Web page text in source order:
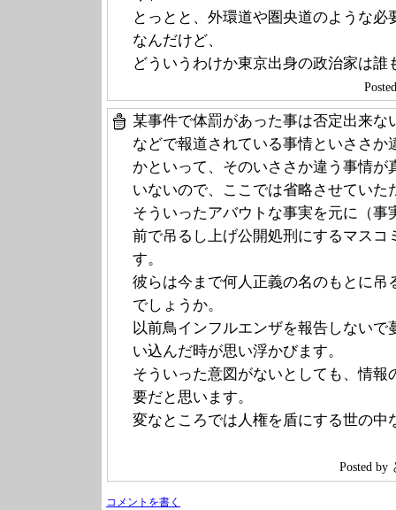
とっとと、外環道や圏央道のような
なんだけど、
どういうわけか東京出身の政治家は誰
某事件で体罰があった事は否定出来な
などで報道されている事情といささか
かといって、そのいささか違う事情が
いないので、ここでは省略させていた
そういったアバウトな事実を元に（事
前で吊るし上げ公開処刑にするマスコ
す。
彼らは今まで何人正義の名のもとに吊
でしょうか。
以前鳥インフルエンザを報告しないで
い込んだ時が思い浮かびます。
そういった意図がないとしても、情報
要だと思います。
変なところでは人権を盾にする世の中
Posted by
コメントを書く